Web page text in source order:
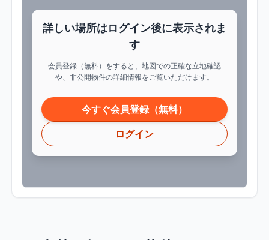
詳しい場所はログイン後に表示されま
す
会員登録（無料）をすると、地図での正確な立地確認
や、非公開物件の詳細情報をご覧いただけます。
今すぐ会員登録（無料）
ログイン